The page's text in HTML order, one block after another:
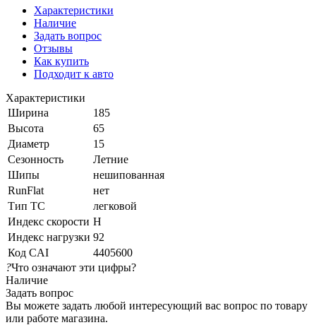
Характеристики
Наличие
Задать вопрос
Отзывы
Как купить
Подходит к авто
Характеристики
Ширина
185
Высота
65
Диаметр
15
Сезонность
Летние
Шипы
нешипованная
RunFlat
нет
Тип ТС
легковой
Индекс скорости H
Индекс нагрузки 92
Код CAI
4405600
?Что означают эти цифры?
Наличие
Задать вопрос
Вы можете задать любой интересующий вас вопрос по товару
или работе магазина.